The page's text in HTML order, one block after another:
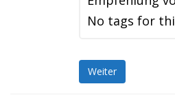
No tags for
Weiter